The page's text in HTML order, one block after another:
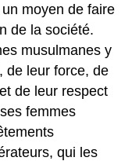
moyen de faire
de la société.
musulmanes y
de leur force, de
de leur respect
femmes
qui les